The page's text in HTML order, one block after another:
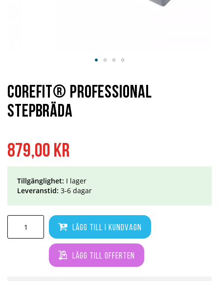
879,00 kr
Lägg till i kundvagn
Lägg till offerten
Tillgänglighet: I lager
Leveranstid: 3-6 dagar
Corefit® Professional
Stepbräda
början
av
bildgalleriet